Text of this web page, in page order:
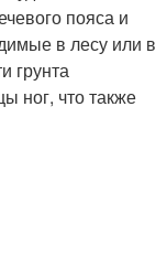
пояса и
в лесу или в
грунта
ног, что также